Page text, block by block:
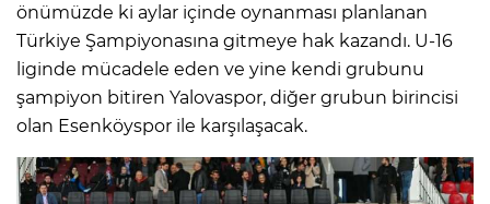
önümüzde ki aylar içinde oynanması planlanan
Türkiye Şampiyonasına gitmeye hak kazandı. U-16
liginde mücadele eden ve yine kendi grubunu
şampiyon bitiren Yalovaspor, diğer grubun birincisi
olan Esenköyspor ile karşılaşacak.